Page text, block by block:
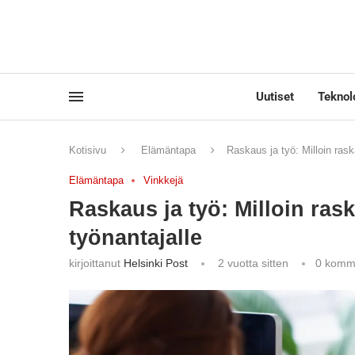
Uutiset
Kotisivu Elämäntapa Raskaus ja työ: Milloin
Elämäntapa Vinkkejä
Raskaus ja työ: Milloin
työnantajalle
kirjoittanut Helsinki Post 2 vuotta sitten 0